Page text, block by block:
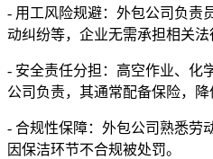
- 用工风险规避：外包公司负责
动纠纷等，企业无需承担相关法
- 安全责任分担：高空作业、化
公司负责，其通常配备保险，降
- 合规性保障：外包公司熟悉劳
因保洁环节不合规被处罚。